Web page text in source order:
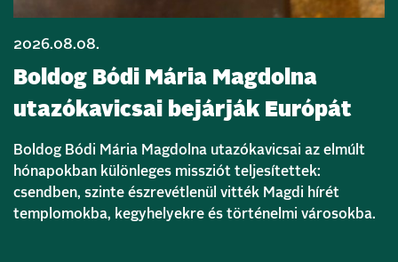
2026.08.08.
Boldog Bódi Mária Magdolna
utazókavicsai bejárják Európát
Boldog Bódi Mária Magdolna utazókavicsai az elmúlt
hónapokban különleges missziót teljesítettek:
csendben, szinte észrevétlenül vitték Magdi hírét
templomokba, kegyhelyekre és történelmi városokba.